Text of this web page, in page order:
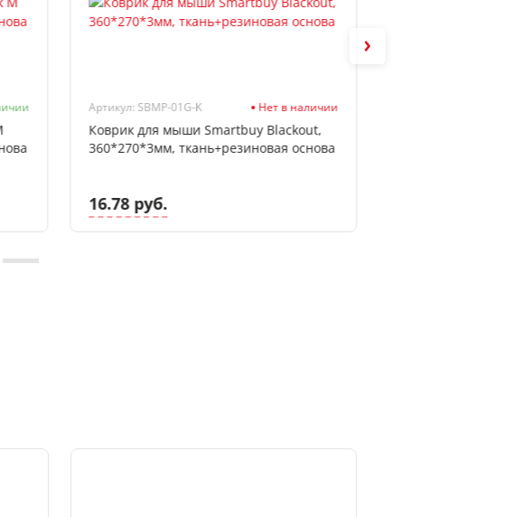
Артикул: SBMP-01G-K Нет в наличии
Коврик для мыши Smartbuy Blackout,
360*270*3мм, ткань+резиновая основа
16.78 руб.